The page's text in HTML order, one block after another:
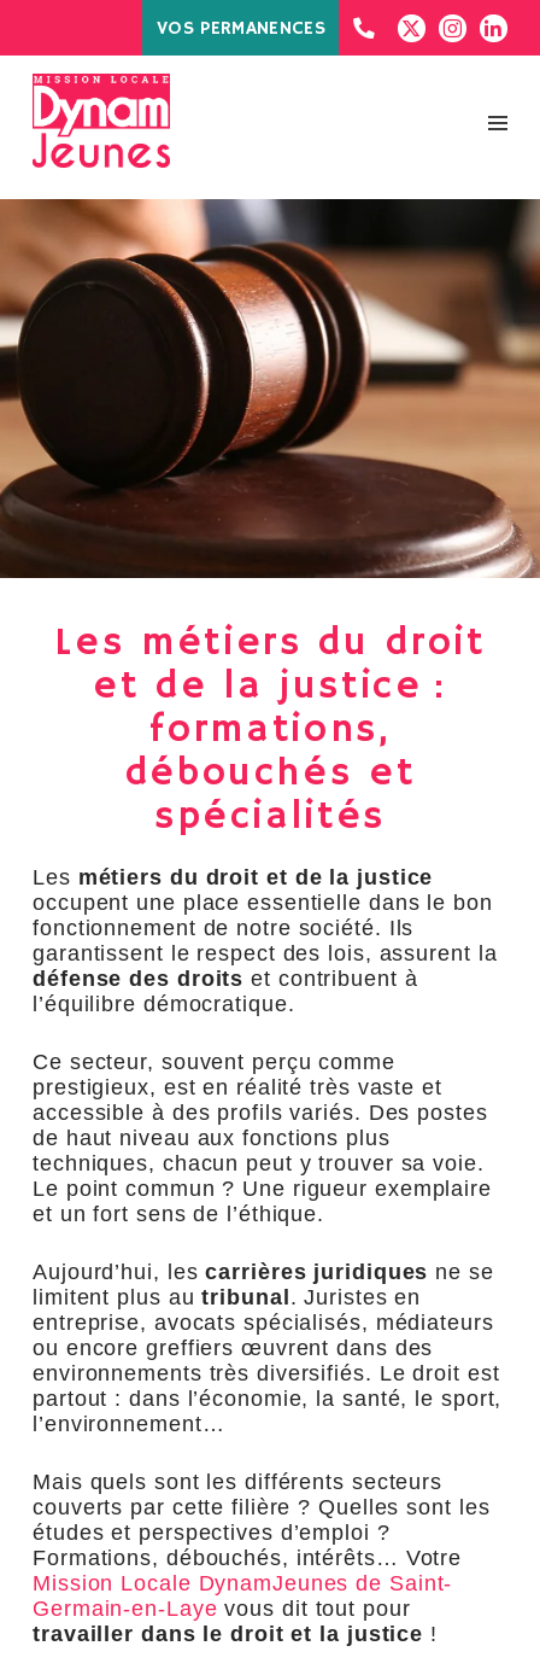
VOS PERMANENCES
Les métiers du droit
et de la justice :
formations,
débouchés et
spécialités
Les métiers du droit et de la justice
occupent une place essentielle dans le bon
fonctionnement de notre société. Ils
garantissent le respect des lois, assurent la
défense des droits et contribuent à
l’équilibre démocratique.
Ce secteur, souvent perçu comme
prestigieux, est en réalité très vaste et
accessible à des profils variés. Des postes
de haut niveau aux fonctions plus
techniques, chacun peut y trouver sa voie.
Le point commun ? Une rigueur exemplaire
et un fort sens de l’éthique.
Aujourd’hui, lescarrières juridiques ne se
limitent plus autribunal. Juristes en
entreprise, avocats spécialisés, médiateurs
ou encore greffiers œuvrent dans des
environnements très diversifiés. Le droit est
partout : dans l’économie, la santé, le sport,
l’environnement…
Mais quels sont les différents secteurs
couverts par cette filière ? Quelles sont les
études et perspectives d’emploi ?
Formations, débouchés, intérêts… Votre
Mission Locale DynamJeunes de Saint-
Germain-en-Laye vous dit tout pour
travailler dans le droit et la justice !